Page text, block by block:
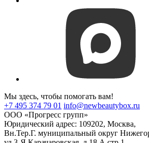
Мы здесь, чтобы помогать вам!
+7 495 374 79 01 info@newbeautybox.ru
ООО «Прогресс групп»
Юридический адрес: 109202, Москва,
Вн.Тер.Г. муниципальный округ